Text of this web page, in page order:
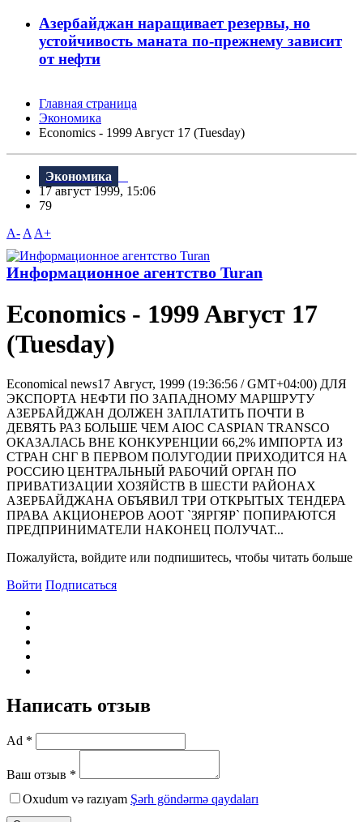
Азербайджан наращивает резервы, но
устойчивость маната по-прежнему зависит
от нефти
Главная страница
Экономика
Economics - 1999 Aвгуст 17 (Tuesday)
Экономика
17 август 1999, 15:06
79
A- A A+
Информационное агентство Turan
Economics - 1999 Aвгуст 17
(Tuesday)
Economical news17 Август, 1999 (19:36:56 / GMT+04:00) ДЛЯ
ЭКСПОРТА НЕФТИ ПО ЗАПАДНОМУ МАРШРУТУ
АЗЕРБАЙДЖАН ДОЛЖЕН ЗАПЛАТИТЬ ПОЧТИ В
ДЕВЯТЬ РАЗ БОЛЬШЕ ЧЕМ AIOC CASPIAN TRANSCO
ОКАЗАЛАСЬ ВНЕ КОНКУРЕНЦИИ 66,2% ИМПОРТА ИЗ
СТРАН СНГ В ПЕРВОМ ПОЛУГОДИИ ПРИХОДИТСЯ НА
РОССИЮ ЦЕНТРАЛЬНЫЙ РАБОЧИЙ ОРГАН ПО
ПРИВАТИЗАЦИИ ХОЗЯЙСТВ В ШЕСТИ РАЙОНАХ
АЗЕРБАЙДЖАНА ОБЪЯВИЛ ТРИ ОТКРЫТЫХ ТЕНДЕРА
ПРАВА АКЦИОНЕРОВ АООТ `ЗЯРГЯР` ПОПИРАЮТСЯ
ПРЕДПРИНИМАТЕЛИ НАКОНЕЦ ПОЛУЧАТ...
Пожалуйста, войдите или подпишитесь, чтобы читать больше
Войти Подписаться
Написать отзыв
Ad *
Ваш отзыв *
Oxudum və razıyam Şərh göndərmə qaydaları